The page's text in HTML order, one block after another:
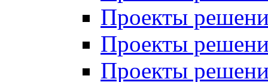
Проекты
Проекты
Проекты